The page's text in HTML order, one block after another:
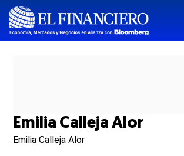
Emilia Calleja Alor
Emilia Calleja Alor